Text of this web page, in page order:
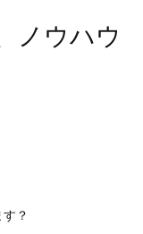
ノウハウ
？